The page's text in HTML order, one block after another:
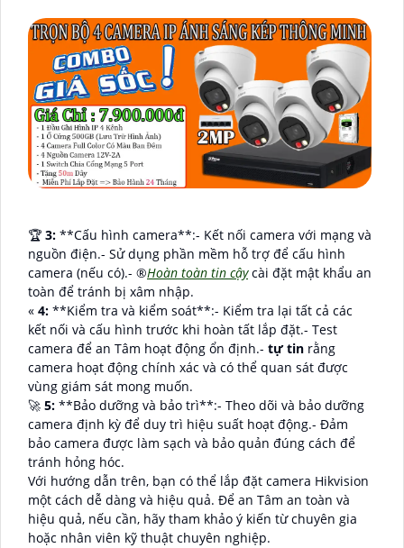
️🏆 3: **Cấu hình camera**:- Kết nối camera với mạng và
nguồn điện.- Sử dụng phần mềm hỗ trợ để cấu hình
camera (nếu có).- ®️Hoàn toàn tin cậycài đặt mật khẩu an
toàn để tránh bị xâm nhập.
« 4: **Kiểm tra và kiểm soát**:- Kiểm tra lại tất cả các
kết nối và cấu hình trước khi hoàn tất lắp đặt.- Test
camera để an Tâm hoạt động ổn định.- tự tin rằng
camera hoạt động chính xác và có thể quan sát được
vùng giám sát mong muốn.
🚀 5: **Bảo dưỡng và bảo trì**:- Theo dõi và bảo dưỡng
camera định kỳ để duy trì hiệu suất hoạt động.- Đảm
bảo camera được làm sạch và bảo quản đúng cách để
tránh hỏng hóc.
Với hướng dẫn trên, bạn có thể lắp đặt camera Hikvision
một cách dễ dàng và hiệu quả. Để an Tâm an toàn và
hiệu quả, nếu cần, hãy tham khảo ý kiến từ chuyên gia
hoặc nhân viên kỹ thuật chuyên nghiệp.